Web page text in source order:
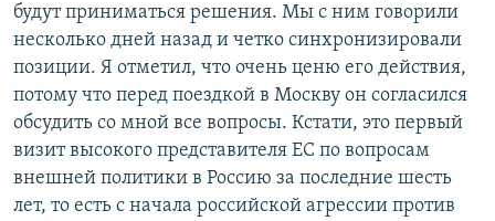
будут приниматься решения. Мы с ним говорили
несколько дней назад и четко синхронизировали
позиции. Я отметил, что очень ценю его действия,
потому что перед поездкой в Москву он согласился
обсудить со мной все вопросы. Кстати, это первый
визит высокого представителя ЕС по вопросам
внешней политики в Россию за последние шесть
лет, то есть с начала российской агрессии против